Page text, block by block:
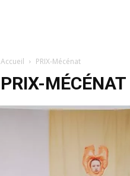
Accueil PRIX-Mécénat
PRIX-MÉCÉNAT